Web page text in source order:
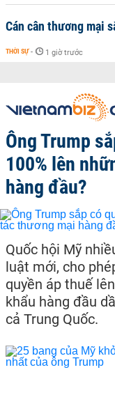
Cán cân thương mại
THỜI SỰ - 1 giờ trước
Ông Trump
100% lên
hàng đầu?
Quốc hội Mỹ
luật mới, cho
quyền áp thuế
khẩu hàng đầu
cả Trung Quốc.